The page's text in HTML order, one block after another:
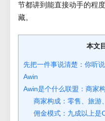
节都讲到能直接动手的程
藏。
本文
先把一件事说清楚：你听
Awin
Awin是个什么联盟：商家
商家构成：零售、旅游
佣金模式：九成以上是